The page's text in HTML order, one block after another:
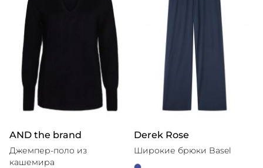
AND the brand
Джемпер-поло из
кашемира
Derek Rose
Широкие брюки Basel